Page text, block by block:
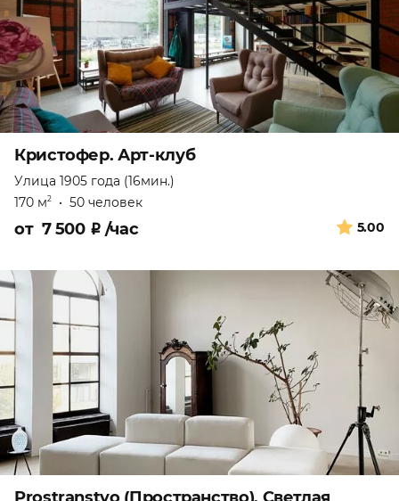
Кристофер. Арт-клуб
Улица 1905 года (16мин.)
170 м2 • 50 человек
5.00
от 7 500 ₽ /час